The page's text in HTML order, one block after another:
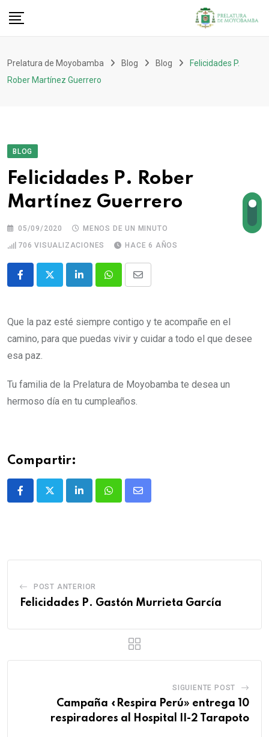
Prelatura de Moyobamba Blog Blog
Felicidades P.
Rober Martínez Guerrero
BLOG
Felicidades P. Rober
Martínez Guerrero
05/09/2020
MENOS DE UN MINUTO
706 VISUALIZACIONES HACE 6 AÑOS
Que la paz esté siempre contigo y te acompañe en el
camino, para que puedas vivir y cuidar a todo el que desee
esa paz.
Tu familia de la Prelatura de Moyobamba te desea un
hermoso día en tu cumpleaños.
Compartir:
POST ANTERIOR
Felicidades P. Gastón Murrieta García
SIGUIENTE POST
Campaña «Respira Perú» entrega 10
respiradores al Hospital II-2 Tarapoto